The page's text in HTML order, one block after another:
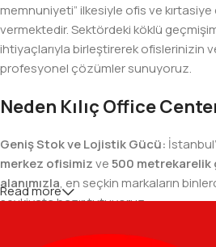
memnuniyeti” ilkesiyle ofis ve
vermektedir. Sektördeki köklü
ihtiyaçlarıyla birleştirerek ofislerinizin
profesyonel çözümler sunuyoruz.
Neden Kılıç Office
Geniş Stok ve Lojistik Gücü:
merkez ofisimizve500 metrekarelik
alanımızla, en seçkin markaların
sevkiyata hazır tutuyoruz.
Geniş Ürün Yelpazesi:Temel
Read more